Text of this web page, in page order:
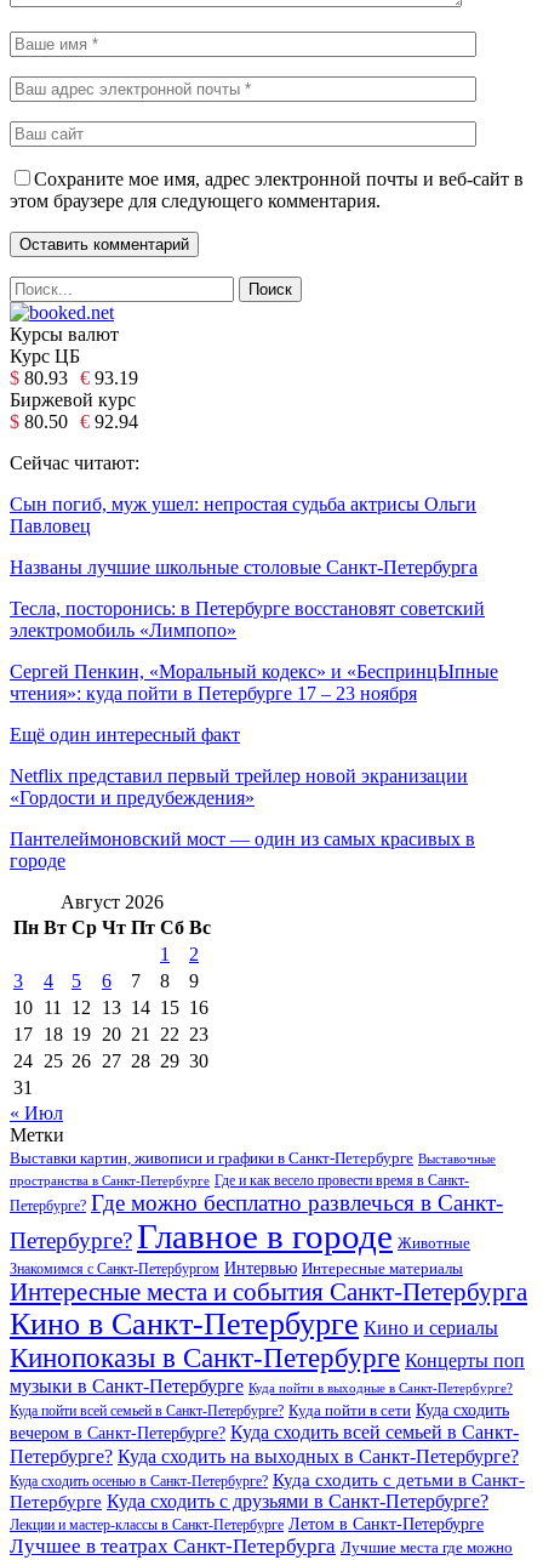
Сохраните мое имя, адрес электронной почты и веб-сайт в
этом браузере для следующего комментария.
Курсы валют
Курс ЦБ
$ 80.93 € 93.19
Биржевой курс
$ 80.50 € 92.94
Сейчас читают:
Сын погиб, муж ушел: непростая судьба актрисы Ольги
Павловец
Названы лучшие школьные столовые Санкт-Петербурга
Тесла, посторонись: в Петербурге восстановят советский
электромобиль «Лимпопо»
Сергей Пенкин, «Моральный кодекс» и «БеспринцЫпные
чтения»: куда пойти в Петербурге 17 – 23 ноября
Ещё один интересный факт
Netflix представил первый трейлер новой экранизации
«Гордости и предубеждения»
Пантелеймоновский мост — один из самых красивых в
городе
Август 2026
Пн Вт Ср Чт Пт Сб Вс
1
2
3
4 5 6 7 8
9
10 11 12 13 14 15 16
17 18 19 20 21 22 23
24 25 26 27 28 29 30
31
« Июл
Метки
Выставки картин, живописи и графики в Санкт-Петербурге Выставочные
пространства в Санкт-Петербурге Где и как весело провести время в Санкт-
Петербурге? Где можно бесплатно развлечься в Санкт-
Петербурге?Главное в городе Животные
Знакомимся с Санкт-Петербургом Интервью Интересные материалы
Интересные места и события Санкт-Петербурга
Кино в Санкт-Петербурге Кино и сериалы
Кинопоказы в Санкт-Петербурге Концерты поп
музыки в Санкт-Петербурге Куда пойти в выходные в Санкт-Петербурге?
Куда пойти всей семьей в Санкт-Петербурге? Куда пойти в сети Куда сходить
вечером в Санкт-Петербурге? Куда сходить всей семьей в Санкт-
Петербурге? Куда сходить на выходных в Санкт-Петербурге?
Куда сходить осенью в Санкт-Петербурге? Куда сходить с детьми в Санкт-
Петербурге Куда сходить с друзьями в Санкт-Петербурге?
Лекции и мастер-классы в Санкт-Петербурге Летом в Санкт-Петербурге
Лучшее в театрах Санкт-Петербурга Лучшие места где можно